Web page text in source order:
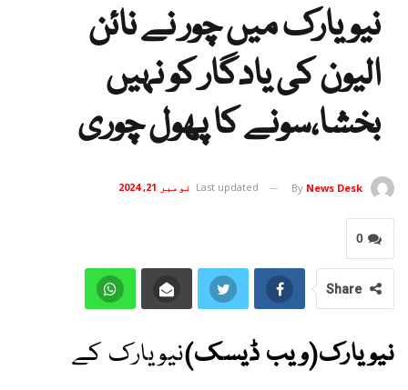
نیویارک میں چور نے نائن
الیون کی یادگار کو نہیں
بخشا،سونے کا پھول چوری
By News Desk
Last updated نومبر 21, 2024
0
Share
نیویارک(ویب ڈیسک)نیویارک کے